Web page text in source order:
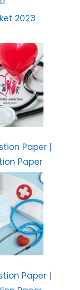
2023
Paper |
Paper
Paper |